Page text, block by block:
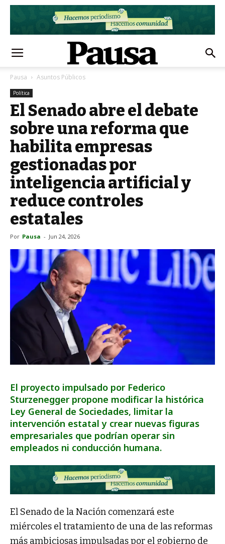
Pausa Asuntos Públicos
Política
El Senado abre el debate
sobre una reforma que
habilita empresas
gestionadas por
inteligencia artificial y
reduce controles
estatales
Por Pausa - Jun 24, 2026
El proyecto impulsado por Federico
Sturzenegger propone modificar la histórica
Ley General de Sociedades, limitar la
intervención estatal y crear nuevas figuras
empresariales que podrían operar sin
empleados ni conducción humana.
El Senado de la Nación comenzará este
miércoles el tratamiento de una de las reformas
más ambiciosas impulsadas por el gobierno de